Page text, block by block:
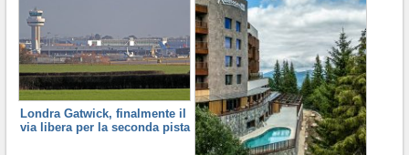
Londra Gatwick, finalmente il
via libera per la seconda pista